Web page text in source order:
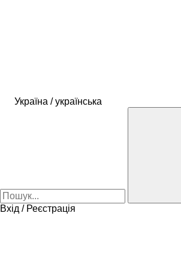
Україна / українська
Вхід / Реєстрація